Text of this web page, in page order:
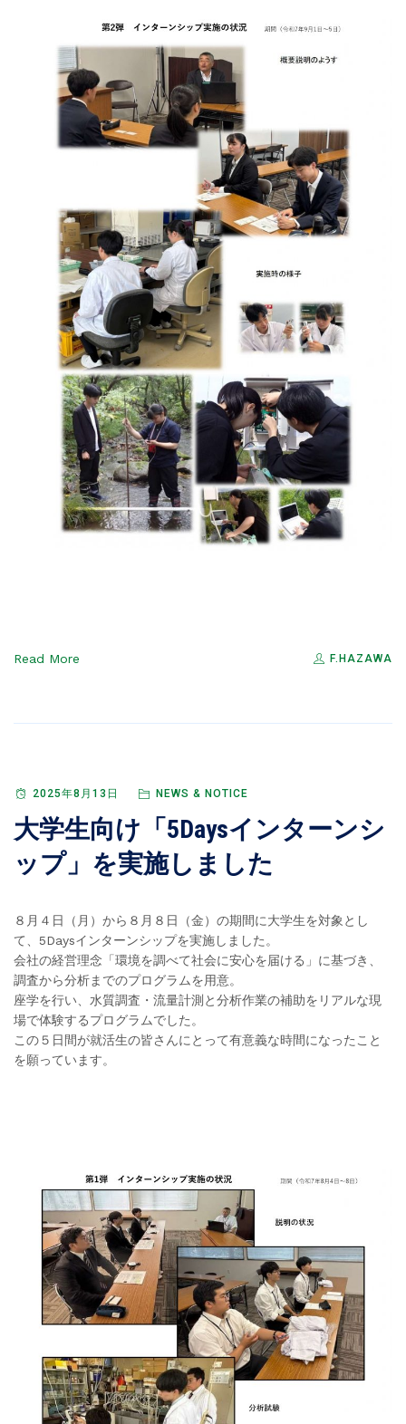
Read More F.HAZAWA
2025年8月13日 NEWS & NOTICE
大学生向け「5Daysインターンシ
ップ」を実施しました
８月４日（月）から８月８日（金）の期間に大学生を対象とし
て、5Daysインターンシップを実施しました。
会社の経営理念「環境を調べて社会に安心を届ける」に基づき、
調査から分析までのプログラムを用意。
座学を行い、水質調査・流量計測と分析作業の補助をリアルな現
場で体験するプログラムでした。
この５日間が就活生の皆さんにとって有意義な時間になったこと
を願っています。